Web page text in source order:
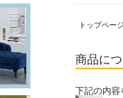
トップページ
商品に
下記の内容